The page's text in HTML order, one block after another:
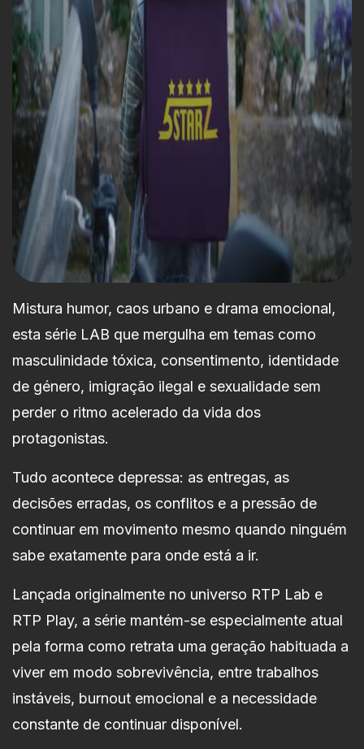
Mistura humor, caos urbano e drama emocional,
esta série LAB que mergulha em temas como
masculinidade tóxica, consentimento, identidade
de género, imigração ilegal e sexualidade sem
perder o ritmo acelerado da vida dos
protagonistas.
Tudo acontece depressa: as entregas, as
decisões erradas, os conflitos e a pressão de
continuar em movimento mesmo quando ninguém
sabe exatamente para onde está a ir.
Lançada originalmente no universo RTP Lab e
RTP Play, a série mantém-se especialmente atual
pela forma como retrata uma geração habituada a
viver em modo sobrevivência, entre trabalhos
instáveis, burnout emocional e a necessidade
constante de continuar disponível.